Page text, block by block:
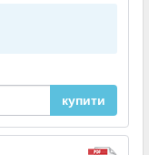
купити